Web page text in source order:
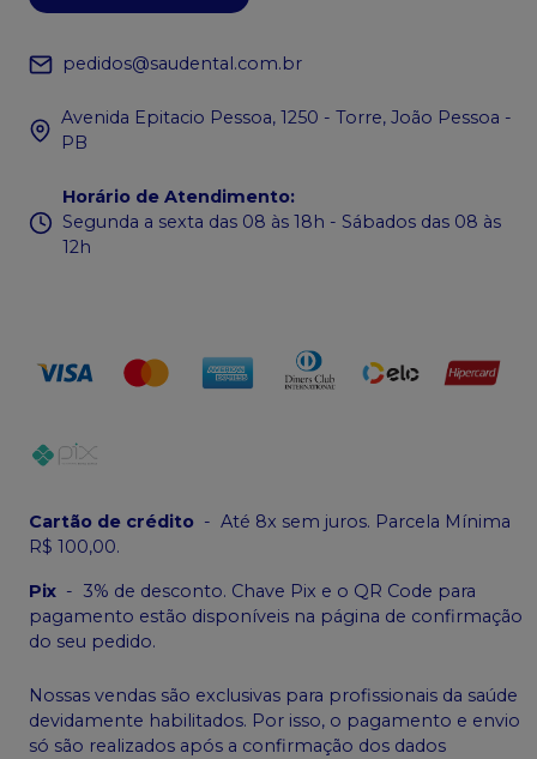
pedidos@saudental.com.br
Avenida Epitacio Pessoa, 1250 - Torre, João Pessoa -
PB
Horário de Atendimento:
Segunda a sexta das 08 às 18h - Sábados das 08 às
12h
Cartão de crédito - Até 8x sem juros. Parcela Mínima
R$ 100,00.
Pix - 3% de desconto. Chave Pix e o QR Code para
pagamento estão disponíveis na página de confirmação
do seu pedido.
Nossas vendas são exclusivas para profissionais da saúde
devidamente habilitados. Por isso, o pagamento e envio
só são realizados após a confirmação dos dados